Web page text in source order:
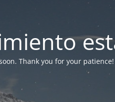
Thank you for your patience!